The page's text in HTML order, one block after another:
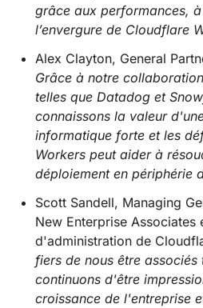
grâce aux performances,
l’envergure de Cloudflare
Alex Clayton, General
Grâce à notre
telles que Datadog et
connaissons la valeur
informatique forte et les
Workers peut aider à
déploiement en périphérie
Scott Sandell, Managing
New Enterprise Associates
d'administration de
fiers de nous être
continuons d'être
croissance de l'entreprise